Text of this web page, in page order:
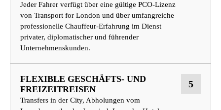
Jeder Fahrer verfügt über eine gültige PCO-Lizenz
von Transport for London und über umfangreiche
professionelle Chauffeur-Erfahrung im Dienst
privater, diplomatischer und führender
Unternehmenskunden.
FLEXIBLE GESCHÄFTS- UND
FREIZEITREISEN
Transfers in der City, Abholungen vom
5